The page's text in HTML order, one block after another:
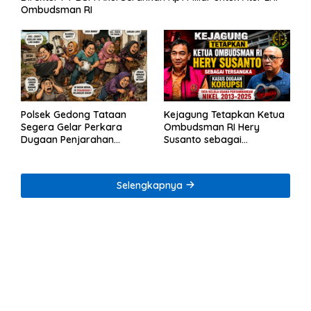
Ombudsman RI
Polsek Gedong Tataan
Segera Gelar Perkara
Dugaan Penjarahan
Kejagung Tetapkan Ketua
Ombudsman RI Hery
Susanto sebagai
Tambang Nikel
Selengkapnya